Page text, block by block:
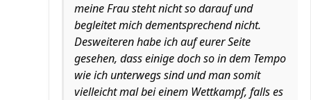
meine Frau steht nicht so darauf und
begleitet mich dementsprechend nicht.
Desweiteren habe ich auf eurer Seite
gesehen, dass einige doch so in dem Tempo
wie ich unterwegs sind und man somit
vielleicht mal bei einem Wettkampf, falls es